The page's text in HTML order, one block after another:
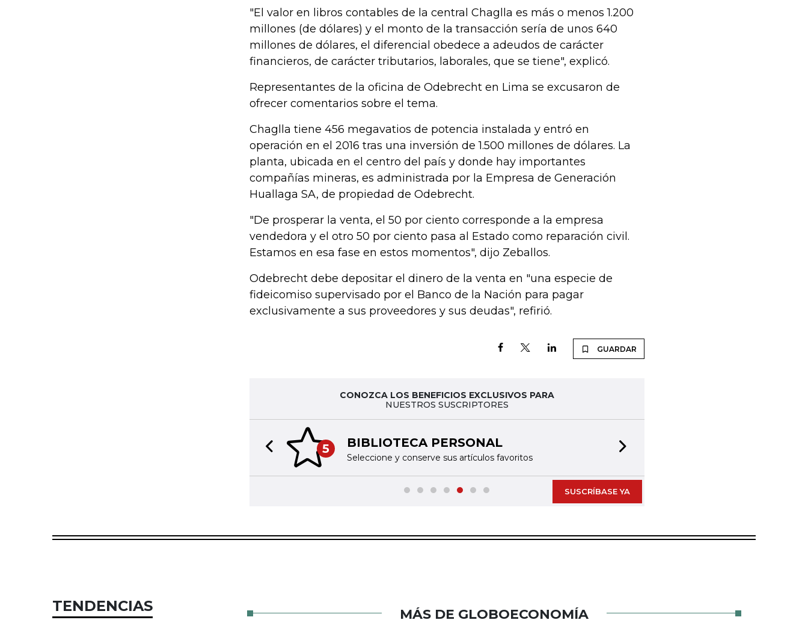
"El valor en libros contables de la central Chaglla es más o menos 1.200
millones (de dólares) y el monto de la transacción sería de unos 640
millones de dólares, el diferencial obedece a adeudos de carácter
financieros, de carácter tributarios, laborales, que se tiene", explicó.
Representantes de la oficina de Odebrecht en Lima se excusaron de
ofrecer comentarios sobre el tema.
Chaglla tiene 456 megavatios de potencia instalada y entró en
operación en el 2016 tras una inversión de 1.500 millones de dólares. La
planta, ubicada en el centro del país y donde hay importantes
compañías mineras, es administrada por la Empresa de Generación
Huallaga SA, de propiedad de Odebrecht.
"De prosperar la venta, el 50 por ciento corresponde a la empresa
vendedora y el otro 50 por ciento pasa al Estado como reparación civil.
Estamos en esa fase en estos momentos", dijo Zeballos.
Odebrecht debe depositar el dinero de la venta en "una especie de
fideicomiso supervisado por el Banco de la Nación para pagar
exclusivamente a sus proveedores y sus deudas", refirió.
GUARDAR
CONOZCA LOS BENEFICIOS EXCLUSIVOS PARA
NUESTROS SUSCRIPTORES
5 BIBLIOTECA PERSONAL
Seleccione y conserve sus artículos favoritos
Previous slide
SUSCRÍBASE YA
TENDENCIAS MÁS DE GLOBOECONOMÍA